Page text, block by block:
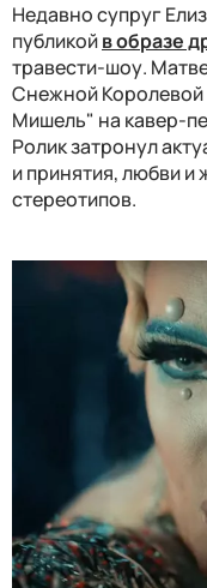
Недавно супруг
публикойв образе
травести-шоу.
Снежной Королевой
Мишель" на кавер-
Ролик затронул
и принятия, любви и
стереотипов.